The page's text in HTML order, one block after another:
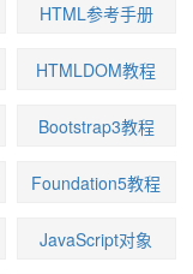
HTML参考手册
HTMLDOM教程
Bootstrap3教程
Foundation5教程
JavaScript对象